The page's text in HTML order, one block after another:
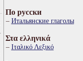
По русски
Итальянские глаголы
Στα ελληνικά
Ιταλικό Λεξικό